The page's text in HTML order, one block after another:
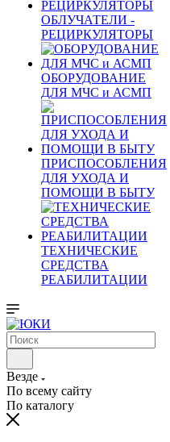
ОБЛУЧАТЕЛИ -
РЕЦИРКУЛЯТОРЫ
ОБОРУДОВАНИЕ
ДЛЯ МЧС и АСМП
ПРИСПОСОБЛЕНИЯ
ДЛЯ УХОДА И
ПОМОЩИ В БЫТУ
ТЕХНИЧЕСКИЕ
СРЕДСТВА
РЕАБИЛИТАЦИИ
Везде
По всему сайту
По каталогу